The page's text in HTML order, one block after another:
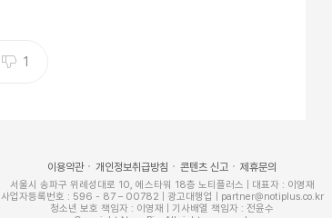
1
이용약관 개인정보취급방침 콘텐츠 신고 제휴문의
서울시 송파구 위례성대로 10, 에스타워 18층 노티플러스 | 대표자 : 이영재
사업자등록번호 : 596 - 87 – 00782 | 광고대행업 | partner@notiplus.co.kr
청소년 보호 책임자 : 이영재 | 기사배열 책임자 : 전윤수